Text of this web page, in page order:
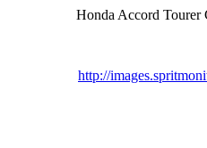
Honda Accord
http://